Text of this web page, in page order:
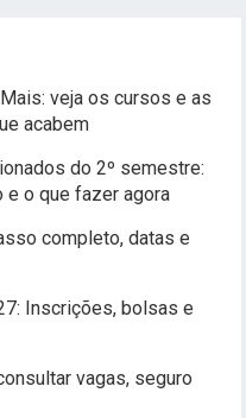
veja os cursos e as
acabem
do 2º semestre:
o que fazer agora
completo, datas e
Inscrições, bolsas e
vagas, seguro